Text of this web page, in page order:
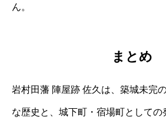
ん。
まとめ
岩村田藩 陣屋跡 佐久は、築城未完
な歴史と、城下町・宿場町として